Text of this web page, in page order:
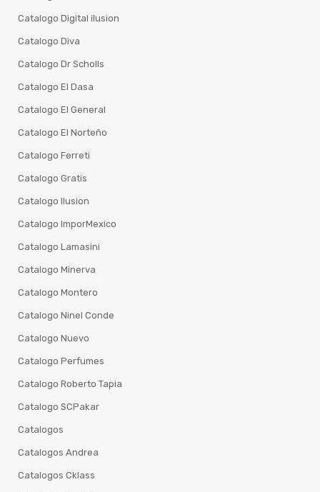
Catalogo Digital ilusion
Catalogo Diva
Catalogo Dr Scholls
Catalogo El Dasa
Catalogo El General
Catalogo El Norteño
Catalogo Ferreti
Catalogo Gratis
Catalogo Ilusion
Catalogo ImporMexico
Catalogo Lamasini
Catalogo Minerva
Catalogo Montero
Catalogo Ninel Conde
Catalogo Nuevo
Catalogo Perfumes
Catalogo Roberto Tapia
Catalogo SCPakar
Catalogos
Catalogos Andrea
Catalogos Cklass